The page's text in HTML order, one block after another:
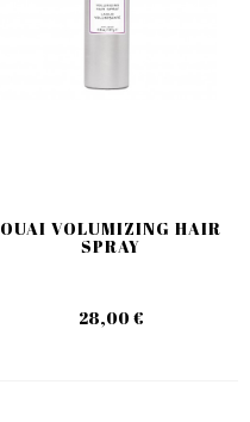
OUAI VOLUMIZING HAIR
SPRAY
28,00 €